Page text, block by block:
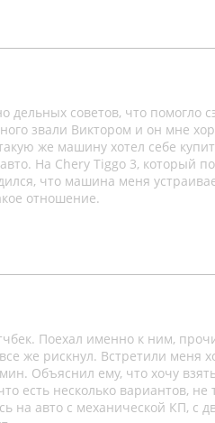
дельных советов, что помогло
звали Виктором и он мне
же машину хотел себе
На Chery Tiggo 3, который
что машина меня
отношение.
Поехал именно к ним,
же рискнул. Встретили меня
Объяснил ему, что хочу
есть несколько вариантов,
на авто с механической КП, с